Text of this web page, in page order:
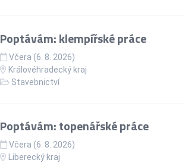
Poptávám: klempířské práce
Včera (6. 8. 2026)
Královéhradecký kraj
Stavebnictví
Poptávám: topenářské práce
Včera (6. 8. 2026)
Liberecký kraj